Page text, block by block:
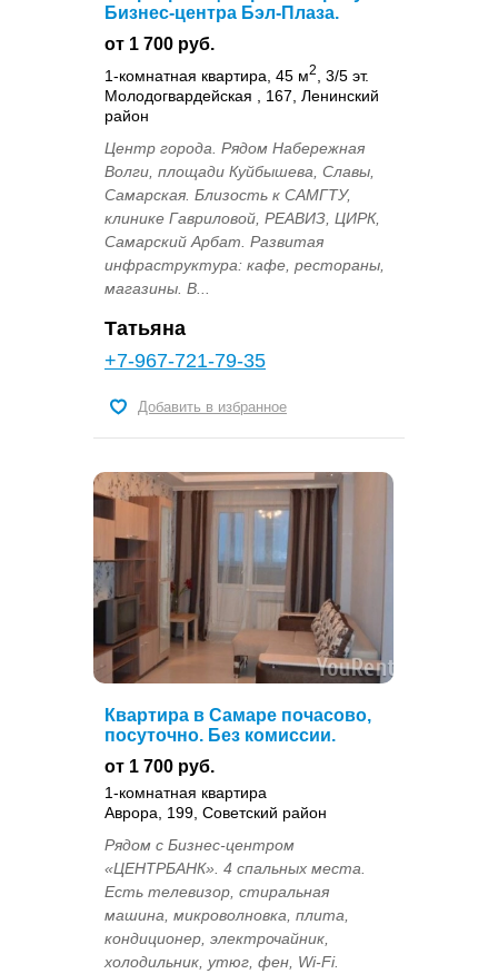
Бизнес-центра Бэл-Плаза.
от 1 700 руб.
1-комнатная квартира, 45 м2
, 3/5 эт.
Молодогвардейская , 167, Ленинский
район
Центр города. Рядом Набережная
Волги, площади Куйбышева, Славы,
Самарская. Близость к САМГТУ,
клинике Гавриловой, РЕАВИЗ, ЦИРК,
Самарский Арбат. Развитая
инфраструктура: кафе, рестораны,
магазины. В...
Татьяна
+7-967-721-79-35
Добавить в избранное
Квартира в Самаре почасово,
посуточно. Без комиссии.
от 1 700 руб.
1-комнатная квартира
Аврора, 199, Советский район
Рядом с Бизнес-центром
«ЦЕНТРБАНК». 4 спальных места.
Есть телевизор, стиральная
машина, микроволновка, плита,
кондиционер, электрочайник,
холодильник, утюг, фен, Wi-Fi.